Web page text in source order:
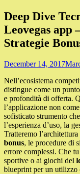
Deep Dive
Leovegas app
Strategie
December 14, 2017
Nell’ecosistema
distingue come un
e profondità di offerta.
l’applicazione non
sofisticato strumento
l’esperienza d’uso, la
Tratteremo
bonus, le procedure di
errore complessi. Che
sportive o ai giochi del
blueprint per un utilizzo